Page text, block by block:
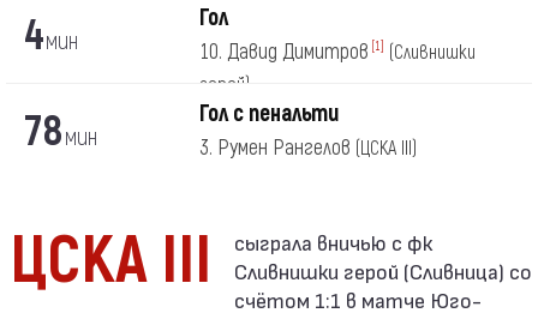
4мин
Гол
10. Давид Димитров [1]
(Сливнишки
герой)
78мин
Гол с пенальти
3. Румен Рангелов (ЦСКА III)
ЦСКА III
Сливнишки герой (Сливница) со
счётом 1:1 в матче Юго-